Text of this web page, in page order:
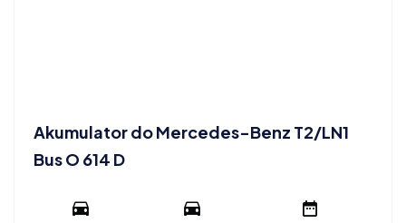
Akumulator do Mercedes-Benz T2/LN1
Bus O 614 D